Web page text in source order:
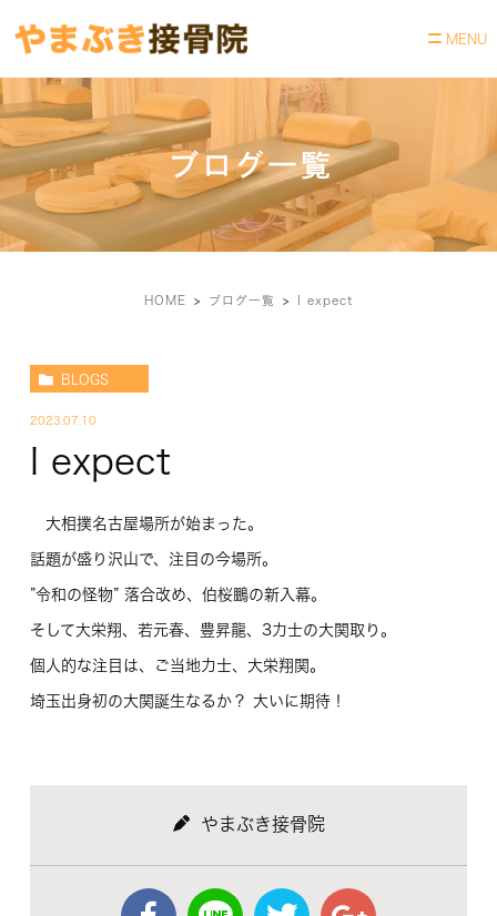
ブログ一覧
HOME ブログ一覧 I expect
BLOGS
2023.07.10
I expect
大相撲名古屋場所が始まった。
話題が盛り沢山で、注目の今場所。
”令和の怪物” 落合改め、伯桜鵬の新入幕。
そして大栄翔、若元春、豊昇龍、3力士の大関取り。
個人的な注目は、ご当地力士、大栄翔関。
埼玉出身初の大関誕生なるか？ 大いに期待！
やまぶき接骨院